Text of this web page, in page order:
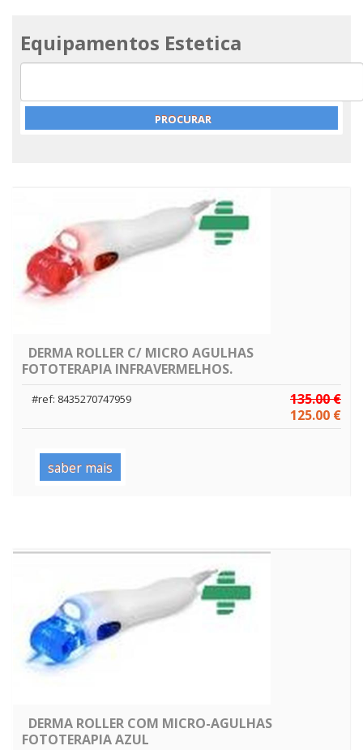
Equipamentos Estetica
DERMA ROLLER C/ MICRO AGULHAS
FOTOTERAPIA INFRAVERMELHOS.
135.00 €
125.00 €
#ref: 8435270747959
saber mais
DERMA ROLLER COM MICRO-AGULHAS
FOTOTERAPIA AZUL